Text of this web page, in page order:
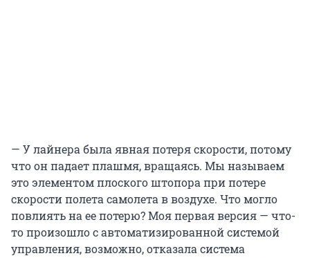
— У лайнера была явная потеря скорости, потому
что он падает плашмя, вращаясь. Мы называем
это элементом плоского штопора при потере
скорости полета самолета в воздухе. Что могло
повлиять на ее потерю? Моя первая версия — что-
то произошло с автоматизированной системой
управления, возможно, отказала система